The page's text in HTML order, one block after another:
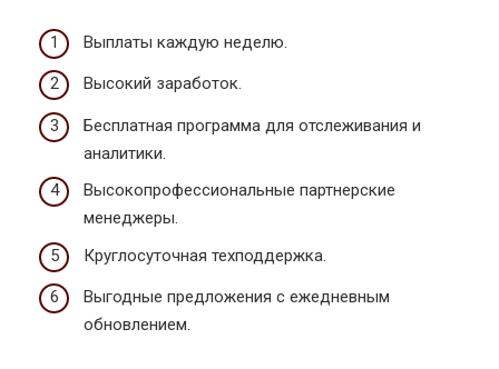
Выплаты каждую неделю.
Высокий заработок.
Бесплатная программа для отслеживания и
аналитики.
Высокопрофессиональные партнерские
менеджеры.
Круглосуточная техподдержка.
Выгодные предложения с ежедневным
обновлением.